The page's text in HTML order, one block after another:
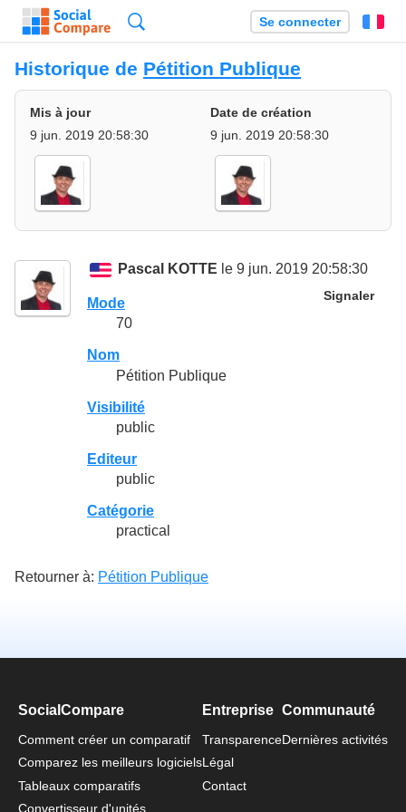
Se connecter
Historique de Pétition Publique
Mis à jour
9 jun. 2019 20:58:30
Date de création
9 jun. 2019 20:58:30
Pascal KOTTE le 9 jun. 2019 20:58:30
Signaler
Mode
70
Nom
Pétition Publique
Visibilité
public
Editeur
public
Catégorie
practical
Retourner à: Pétition Publique
SocialCompare
Comment créer un comparatif
Comparez les meilleurs logiciels
Tableaux comparatifs
Convertisseur d'unités
Entreprise
Transparence
Légal
Contact
Communauté
Dernières activités